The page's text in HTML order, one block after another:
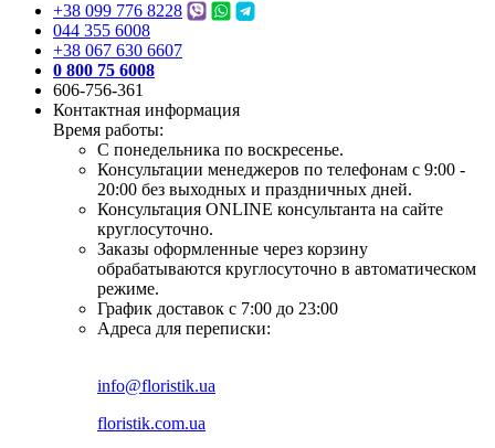
+38 099 776 8228
044 355 6008
+38 067 630 6607
0 800 75 6008
606-756-361
Контактная информация
Время работы:
С понедельника по воскресенье.
Консультации менеджеров по телефонам с 9:00 -
20:00 без выходных и праздничных дней.
Консультация ONLINE консультанта на сайте
круглосуточно.
Заказы оформленные через корзину
обрабатываются круглосуточно в автоматическом
режиме.
График доставок с 7:00 до 23:00
Адреса для переписки:
info@floristik.ua
floristik.com.ua